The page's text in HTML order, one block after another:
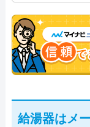
決
ャ
給湯器はメ